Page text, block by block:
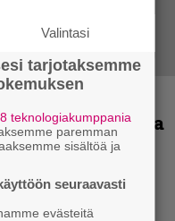
koskaan ja
yrittävän olla
muisteli
hevijätin
Valintasi
tarjotaksemme
teknologiakumppania
paremman
sisältöä ja
seuraavasti
evästeitä